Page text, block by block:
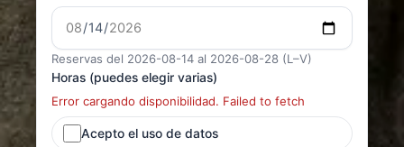
Reservas del 2026-08-14 al 2026-08-28 (L–V)
Horas (puedes elegir varias)
Error cargando disponibilidad. Failed to fetch
Acepto el uso de datos